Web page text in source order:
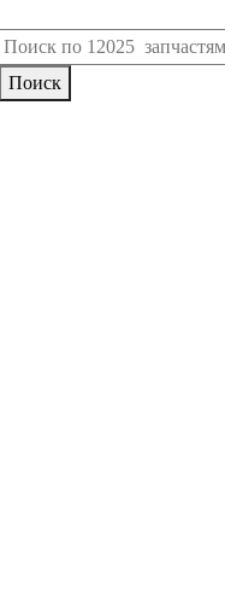
Поиск